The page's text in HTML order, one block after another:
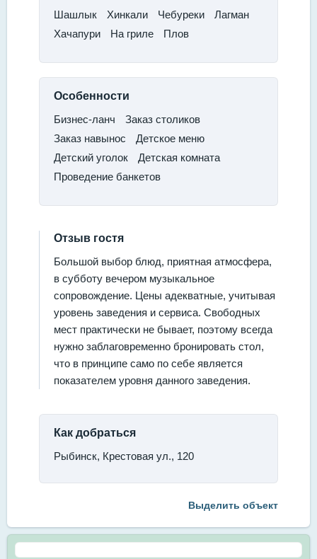
​Шашлык ​Хинкали​ Чебуреки​
Лагман​
Хачапури
​На гриле ​Плов
Особенности
Бизнес-ланч​
Заказ столиков​
Заказ навынос​
Детское меню
​Детский уголок​
Детская комната
​Проведение банкетов
Отзыв гостя
Большой выбор блюд, приятная атмосфера,
в субботу вечером музыкальное
сопровождение. Цены адекватные, учитывая
уровень заведения и сервиса. Свободных
мест практически не бывает, поэтому всегда
нужно заблаговременно бронировать стол,
что в принципе само по себе является
показателем уровня данного заведения.
Как добраться
Рыбинск, Крестовая ул., 120
Выделить объект